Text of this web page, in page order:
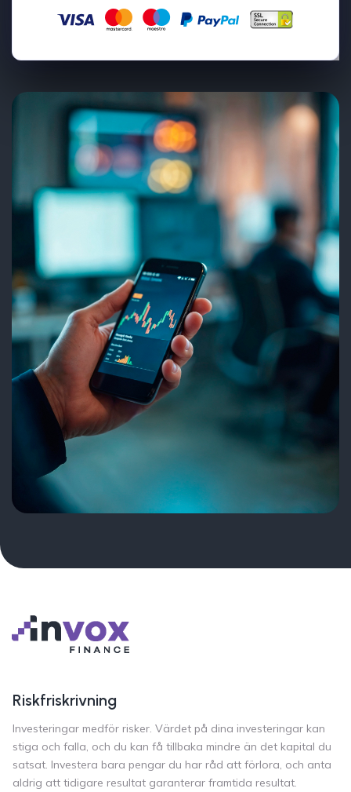
Riskfriskrivning
Investeringar medför risker. Värdet på dina investeringar kan
stiga och falla, och du kan få tillbaka mindre än det kapital du
satsat. Investera bara pengar du har råd att förlora, och anta
aldrig att tidigare resultat garanterar framtida resultat.